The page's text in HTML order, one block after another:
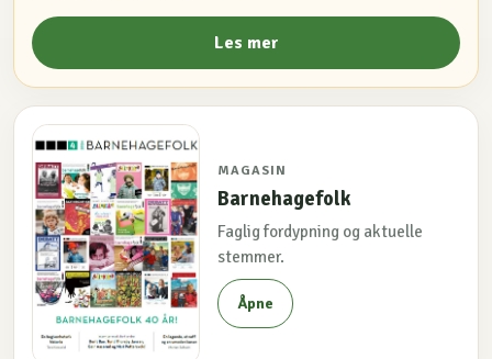
Les mer
MAGASIN
Barnehagefolk
Faglig fordypning og aktuelle
stemmer.
Åpne